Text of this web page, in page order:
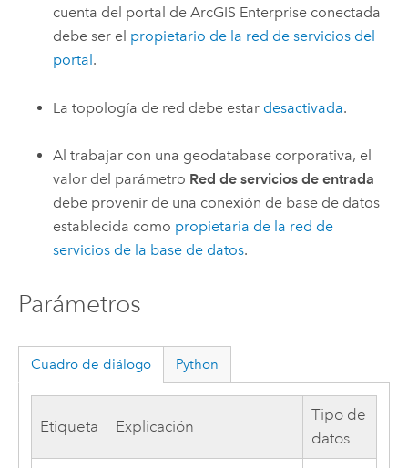
cuenta del portal deArcGIS Enterprise conectada
debe ser el propietario de la red de servicios del
portal .
La topología de red debe estar desactivada.
Al trabajar con una geodatabase corporativa, el
valor del parámetro Red de servicios de entrada
debe provenir de una conexión de base de datos
establecida como propietaria de la red de
servicios de la base de datos.
Parámetros
Cuadro de diálogo Python
Etiqueta Explicación
Tipo de
datos